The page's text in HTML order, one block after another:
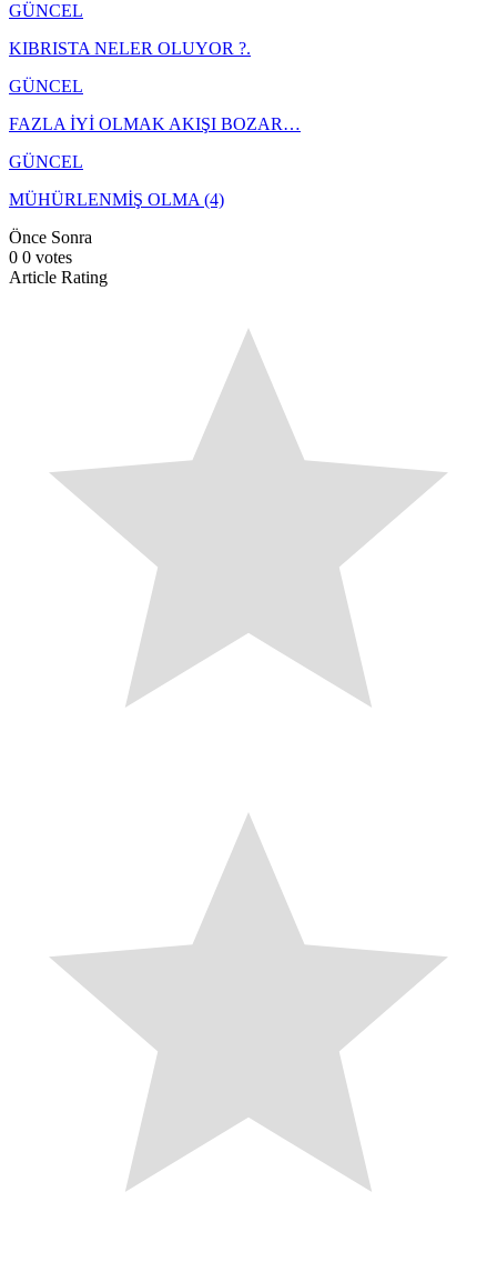
GÜNCEL
KIBRISTA NELER OLUYOR ?.
GÜNCEL
FAZLA İYİ OLMAK AKIŞI BOZAR…
GÜNCEL
MÜHÜRLENMİŞ OLMA (4)
Önce Sonra
0 0 votes
Article Rating